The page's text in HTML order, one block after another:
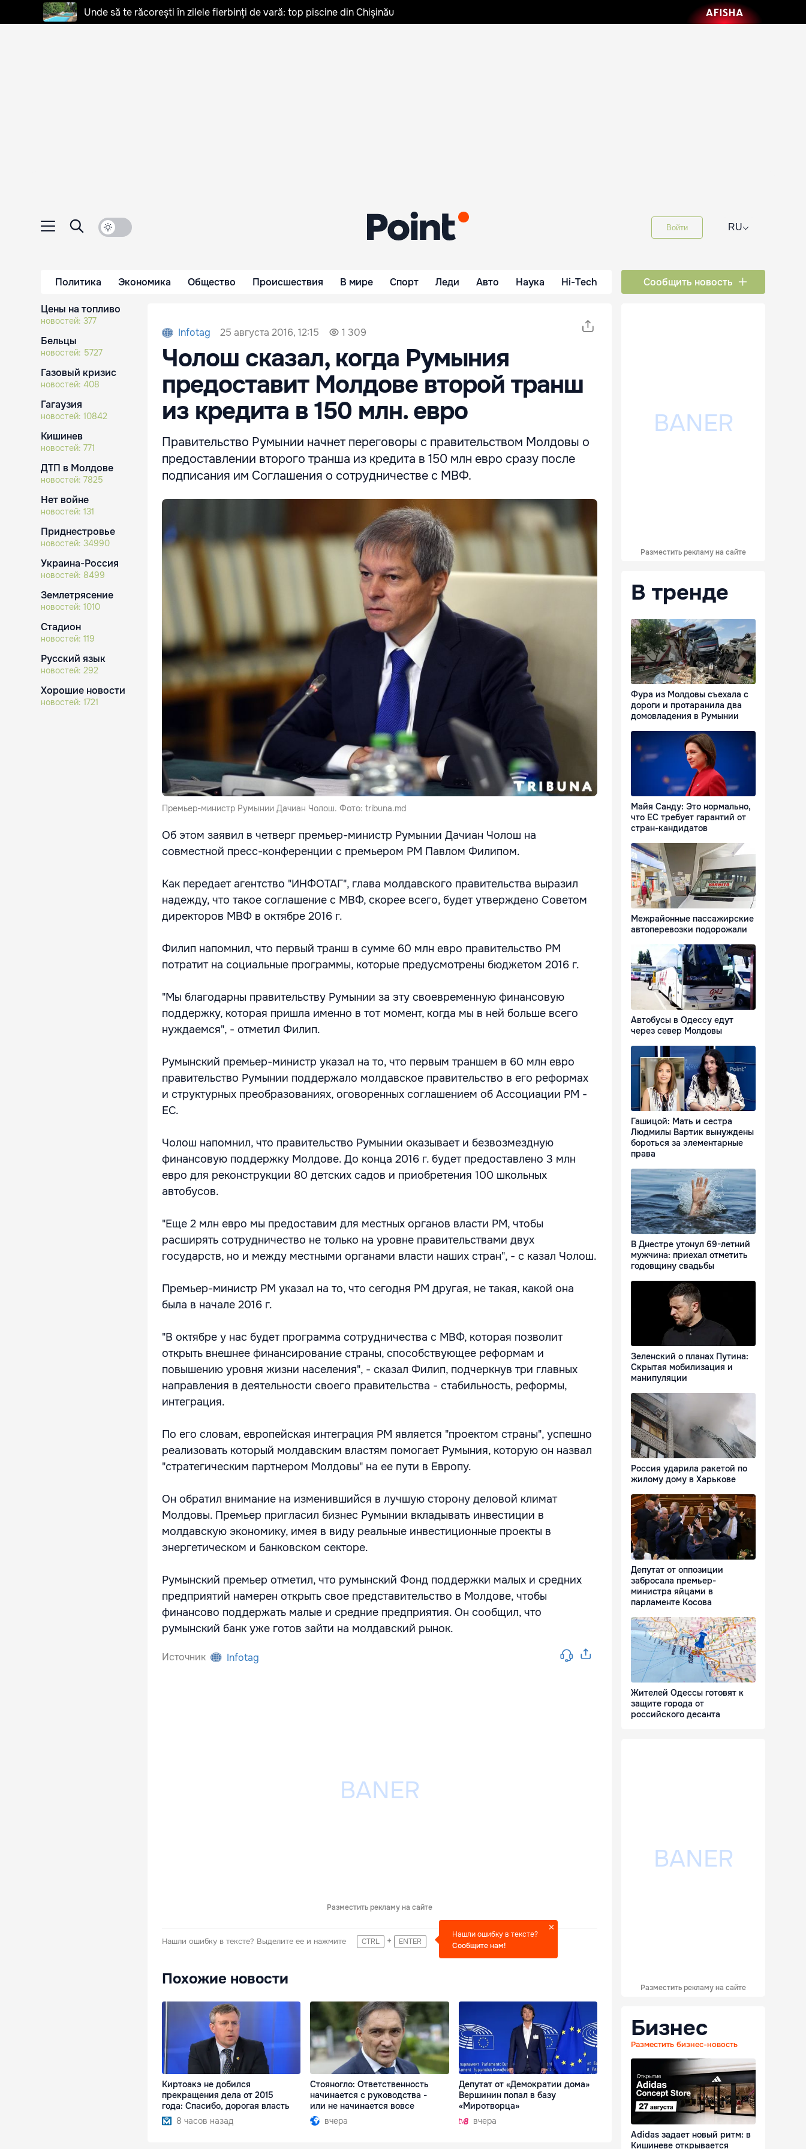
Unde să te răcorești în zilele fierbinți de vară: top piscine din Chișinău
Войти RU⌵
Политика Экономика Общество Происшествия В мире Спорт Леди Авто Наука Hi-Tech Сообщить новость
Цены на топливо
новостей: 377
Бельцы
новостей: 5727
Газовый кризис
новостей: 408
Гагаузия
новостей: 10842
Кишинев
новостей: 771
ДТП в Молдове
новостей: 7825
Нет войне
новостей: 131
Приднестровье
новостей: 34990
Украина-Россия
новостей: 8499
Землетрясение
новостей: 1010
Стадион
новостей: 119
Русский язык
новостей: 292
Хорошие новости
новостей: 1721
Infotag 25 августа 2016, 12:15 1 309
Чолош сказал, когда Румыния
предоставит Молдове второй транш
из кредита в 150 млн. евро
Правительство Румынии начнет переговоры с правительством Молдовы о
предоставлении второго транша из кредита в 150 млн евро сразу после
подписания им Соглашения о сотрудничестве с МВФ.
Премьер-министр Румынии Дачиан Чолош. Фото: tribuna.md
Об этом заявил в четверг премьер-министр Румынии Дачиан Чолош на
совместной пресс-конференции с премьером РМ Павлом Филипом.
Как передает агентство "ИНФОТАГ", глава молдавского правительства выразил
надежду, что такое соглашение с МВФ, скорее всего, будет утверждено Советом
директоров МВФ в октябре 2016 г.
Филип напомнил, что первый транш в сумме 60 млн евро правительство РМ
потратит на социальные программы, которые предусмотрены бюджетом 2016 г.
"Мы благодарны правительству Румынии за эту своевременную финансовую
поддержку, которая пришла именно в тот момент, когда мы в ней больше всего
нуждаемся", - отметил Филип.
Румынский премьер-министр указал на то, что первым траншем в 60 млн евро
правительство Румынии поддержало молдавское правительство в его реформах
и структурных преобразованиях, оговоренных соглашением об Ассоциации РМ -
ЕС.
Чолош напомнил, что правительство Румынии оказывает и безвозмездную
финансовую поддержку Молдове. До конца 2016 г. будет предоставлено 3 млн
евро для реконструкции 80 детских садов и приобретения 100 школьных
автобусов.
"Еще 2 млн евро мы предоставим для местных органов власти РМ, чтобы
расширять сотрудничество не только на уровне правительствами двух
государств, но и между местными органами власти наших стран", - с казал Чолош.
Премьер-министр РМ указал на то, что сегодня РМ другая, не такая, какой она
была в начале 2016 г.
"В октябре у нас будет программа сотрудничества с МВФ, которая позволит
открыть внешнее финансирование страны, способствующее реформам и
повышению уровня жизни населения", - сказал Филип, подчеркнув три главных
направления в деятельности своего правительства - стабильность, реформы,
интеграция.
По его словам, европейская интеграция РМ является "проектом страны", успешно
реализовать который молдавским властям помогает Румыния, которую он назвал
"стратегическим партнером Молдовы" на ее пути в Европу.
Он обратил внимание на изменившийся в лучшую сторону деловой климат
Молдовы. Премьер пригласил бизнес Румынии вкладывать инвестиции в
молдавскую экономику, имея в виду реальные инвестиционные проекты в
энергетическом и банковском секторе.
Румынский премьер отметил, что румынский Фонд поддержки малых и средних
предприятий намерен открыть свое представительство в Молдове, чтобы
финансово поддержать малые и средние предприятия. Он сообщил, что
румынский банк уже готов зайти на молдавский рынок.
Источник Infotag
Разместить рекламу на сайте
Нашли ошибку в тексте? Выделите ее и нажмите CTRL + ENTER
Нашли ошибку в тексте?
Сообщите нам!
Похожие новости
Киртоакэ не добился
прекращения дела от 2015
года: Спасибо, дорогая власть
8 часов назад
Стояногло: Ответственность
начинается с руководства -
или не начинается вовсе
вчера
Депутат от «Демократии дома»
Вершинин попал в базу
«Миротворца»
вчера
Разместить рекламу на сайте
В тренде
Фура из Молдовы съехала с
дороги и протаранила два
домовладения в Румынии
Майя Санду: Это нормально,
что ЕС требует гарантий от
стран-кандидатов
Межрайонные пассажирские
автоперевозки подорожали
Автобусы в Одессу едут
через север Молдовы
Гашицой: Мать и сестра
Людмилы Вартик вынуждены
бороться за элементарные
права
В Днестре утонул 69-летний
мужчина: приехал отметить
годовщину свадьбы
Зеленский о планах Путина:
Скрытая мобилизация и
манипуляции
Россия ударила ракетой по
жилому дому в Харькове
Депутат от оппозиции
забросала премьер-
министра яйцами в
парламенте Косова
Жителей Одессы готовят к
защите города от
российского десанта
Разместить рекламу на сайте
Бизнес
Разместить бизнес-новость
Adidas задает новый ритм: в
Кишиневе открывается